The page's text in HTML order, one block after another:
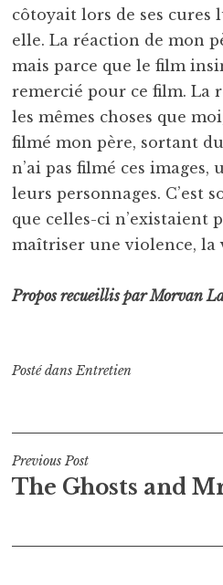
côtoyait lors de ses cures
elle. La réaction de mon
mais parce que le film
remercié pour ce film. La
les mêmes choses que
filmé mon père, sortant
n’ai pas filmé ces
leurs personnages. C’est
que celles-ci n’existaient
maîtriser une violence, la
Propos recueillis par Morvan
Posté dansEntretien
Navigation
de
Previous Post
The Ghosts and